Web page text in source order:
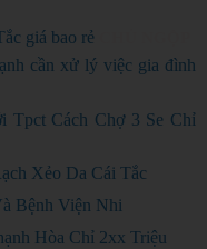
giá bao rẻ
cần xử lý việc gia đình
Tpct Cách Chợ 3 Se Chỉ
Xẻo Da Cái Tắc
Bệnh Viện Nhi
Hòa Chỉ 2xx Triệu